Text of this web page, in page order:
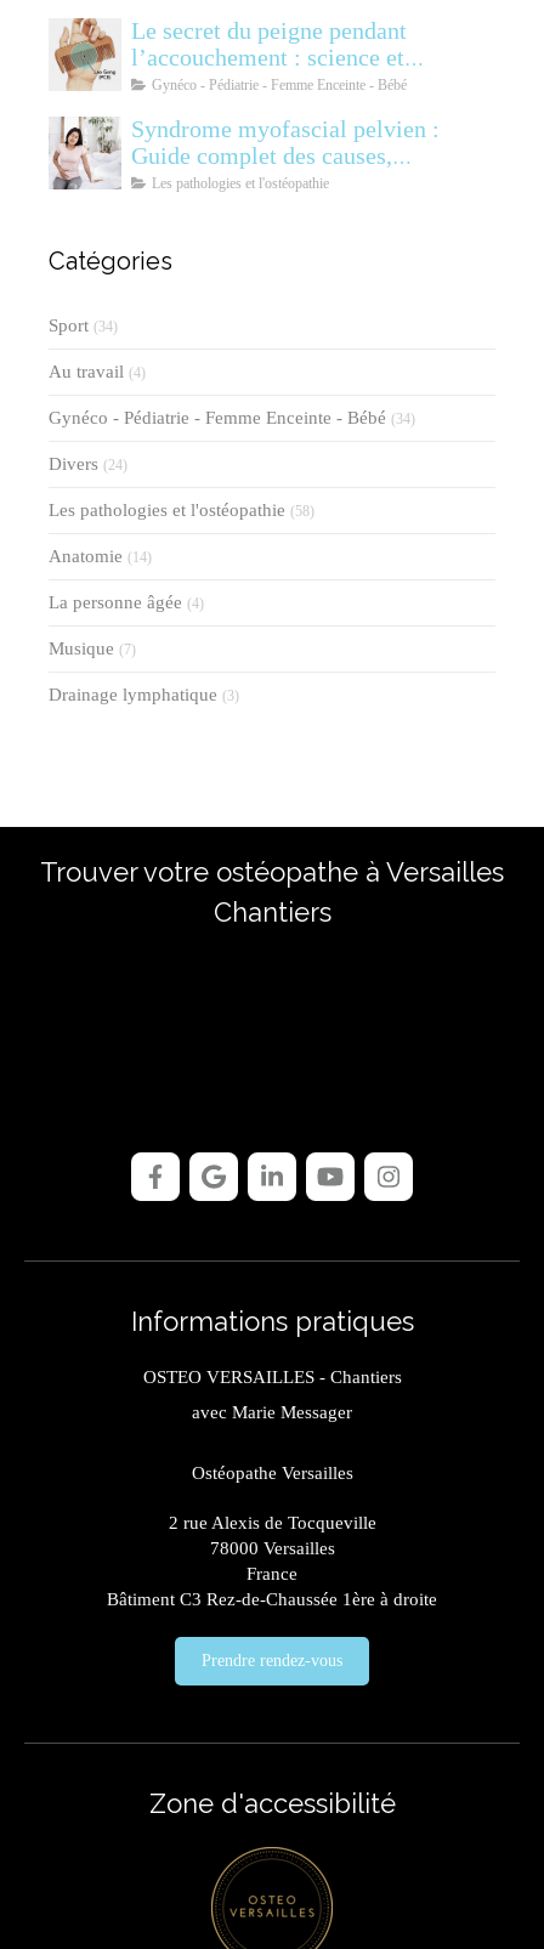
Le secret du peigne pendant
l’accouchement : science et
soulagement
Gynéco - Pédiatrie - Femme Enceinte - Bébé
Syndrome myofascial pelvien :
Guide complet des causes,
symptômes, diagnostic et
Les pathologies et l'ostéopathie
Catégories
Sport (34)
Au travail (4)
Gynéco - Pédiatrie - Femme Enceinte - Bébé (34)
Divers (24)
Les pathologies et l'ostéopathie (58)
Anatomie (14)
La personne âgée (4)
Musique (7)
Drainage lymphatique (3)
Trouver votre ostéopathe à Versailles
Chantiers
Informations pratiques
OSTEO VERSAILLES - Chantiers
avec Marie Messager
Ostéopathe Versailles
2 rue Alexis de Tocqueville
78000 Versailles
France
Bâtiment C3 Rez-de-Chaussée 1ère à droite
Prendre rendez-vous
Zone d'accessibilité